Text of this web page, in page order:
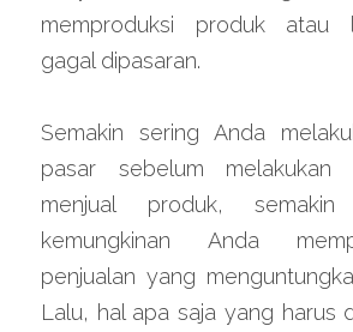
memproduksi produk atau
gagal dipasaran.
Semakin sering Anda
pasar sebelum melakukan
menjual produk,
kemungkinan Anda
penjualan yang
Lalu, hal apa saja yang harus